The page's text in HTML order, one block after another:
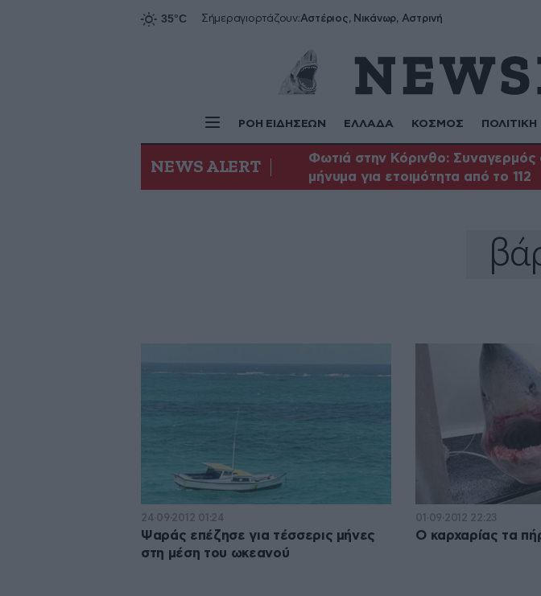
Σήμεραγιορτάζουν:Αστέριος, Νικάνωρ, Αστρινή
ΡΟΗ ΕΙΔΗΣΕΩΝ ΕΛΛΑΔΑ ΚΟΣΜΟΣ ΠΟΛΙΤΙΚΗ
NEWS ALERT
Φωτιά στην Κόρινθο: Συναγερμός
μήνυμα για ετοιμότητα από το 112
24·09·2012 01:24
Ψαράς επέζησε για τέσσερις μήνες
στη μέση του ωκεανού
01·09·2012 22:23
Ο καρχαρίας τα